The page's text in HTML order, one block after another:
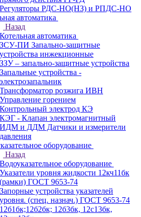
Регуляторы РДС-НО(НЗ) и РПДС-НО
автоматика
Назад
Котельная автоматика
ЗСУ-ПИ Запально-защитные
устройства инжекционные
ЗЗУ – запально-защитные устройства
Запальные устройства -
электрозапальник
Трансформатор розжига ИВН
Управление горением
Контрольный электрод КЭ
КЭГ - Клапан электромагнитный
ИДМ и ДДМ Датчики и измерители
давления
оборудование
Назад
Водоуказательное оборудование
Указатели уровня жидкости 12кч11бк
(рамки) ГОСТ 9653-74
Запорные устройства указателей
уровня. (спец. назнач.) ГОСТ 9653-74
12б1бк;12б2бк; 12б3бк, 12с13бк,